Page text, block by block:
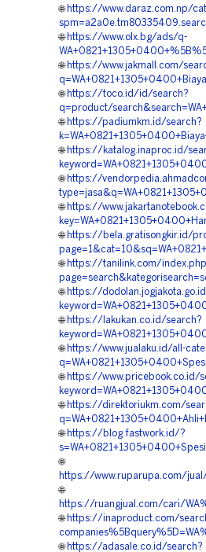
🌐 https://www.daraz.com.np/
🌐 https://www.olx.bg/ads/q-
🌐 https://www.jakmall.com/
🌐 https://toco.id/id/search?
q=product/
🌐 https://padiumkm.id/search?
🌐 https://katalog.inaproc.id/
🌐 https://
🌐 https://
🌐 https://bela.gratisongkir.id/
🌐 https://tanilink.com/
🌐 https://
🌐 https://lakukan.co.id/search?
🌐 https://www.jualaku.id/all-
🌐 https://www.pricebook.co.id/
🌐 https://direktoriukm.com/
🌐 https://blog.fastwork.id/?
🌐
https://www.ruparupa.com/
🌐
https://ruangjual.com/cari/
🌐 https://inaproduct.com/
🌐 https://adasale.co.id/search?